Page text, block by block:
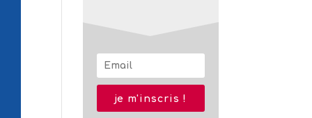
je m'inscris !